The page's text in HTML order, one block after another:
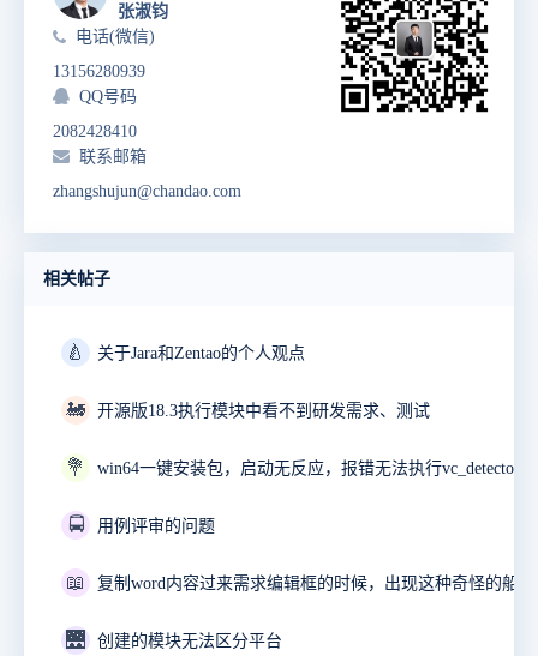
张淑钧
电话(微信)
13156280939
QQ号码
2082428410
联系邮箱
zhangshujun@chandao.com
相关帖子
🍐 关于Jara和Zentao的个人观点
🚂 开源版18.3执行模块中看不到研发需求、测试
💐
🚍 用例评审的问题
📖
🌉 创建的模块无法区分平台